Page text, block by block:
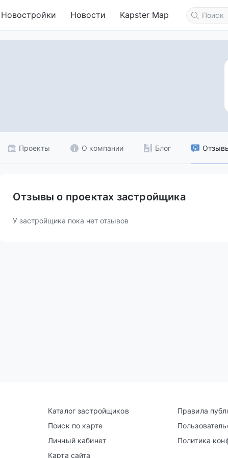
Новостройки Новости Kapster Map
Проекты О компании Блог
Отзывы о проектах застройщика
У застройщика пока нет отзывов
Каталог застройщиков
Поиск по карте
Личный кабинет
Карта сайта
Правила
Политика